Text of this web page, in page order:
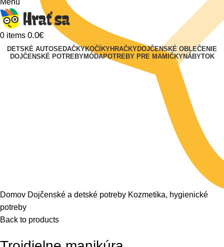
0 items 0.0€
DETSKÉ AUTOSEDAČKYKOČÍKYHRAČKYDOJČENSKÉ OBLEČENIE
DOJČENSKÉ POTREBYMÓDAPOTREBY PRE MAMIČKYNÁBYTOK
Domov Dojčenské a detské potreby Kozmetika, hygienické
potreby
Back to products